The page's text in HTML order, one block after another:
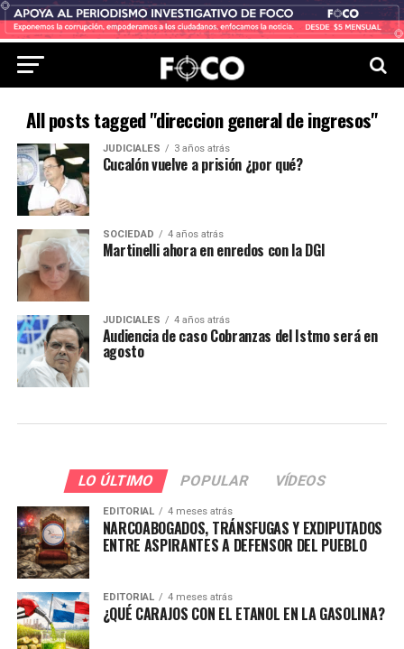
All posts tagged "direccion general de ingresos"
JUDICIALES 3 años atrás
Cucalón vuelve a prisión ¿por qué?
SOCIEDAD 4 años atrás
Martinelli ahora en enredos con la DGI
JUDICIALES 4 años atrás
Audiencia de caso Cobranzas del Istmo será en
agosto
LO ÚLTIMO POPULAR VÍDEOS
EDITORIAL 4 meses atrás
NARCOABOGADOS, TRÁNSFUGAS Y EXDIPUTADOS
ENTRE ASPIRANTES A DEFENSOR DEL PUEBLO
EDITORIAL 4 meses atrás
¿QUÉ CARAJOS CON EL ETANOL EN LA GASOLINA?